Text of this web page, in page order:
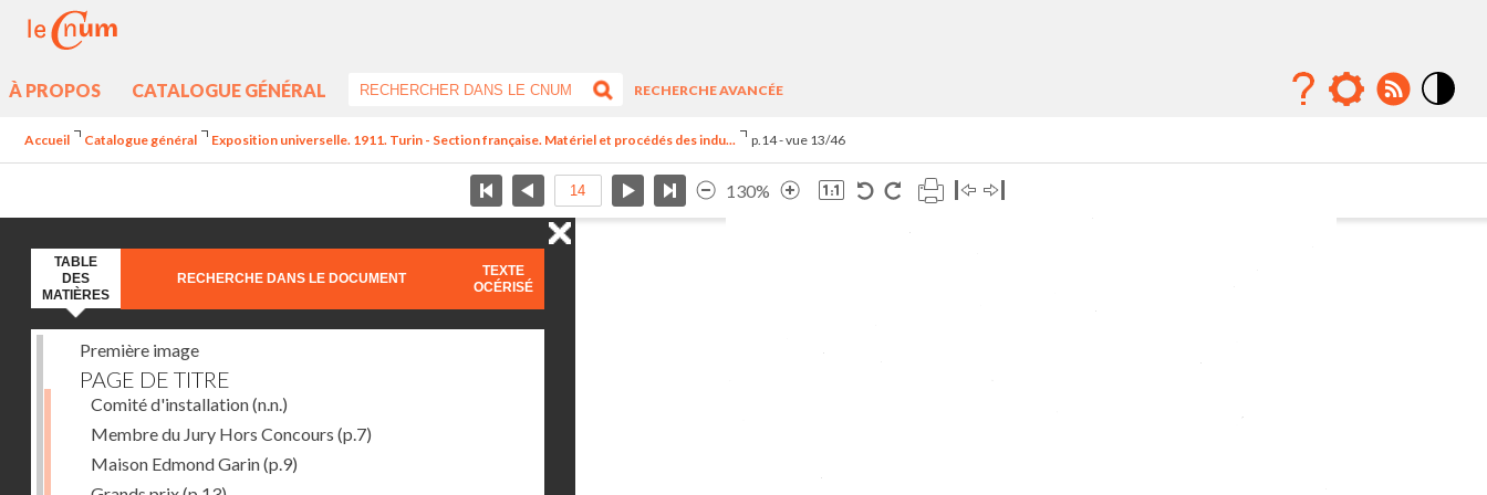
À PROPOS CATALOGUE GÉNÉRAL
RECHERCHE AVANCÉE
Accueil Catalogue général Exposition universelle. 1911. Turin - Section française. Matériel et procédés des indu... p.14 - vue 13/46
130%
TABLE
DES
MATIÈRES
RECHERCHE DANS LE DOCUMENT
TEXTE
OCÉRISÉ
Première image
PAGE DE TITRE
Comité d'installation(n.n.)
Membre du Jury Hors Concours (p.7)
Maison Edmond Garin(p.9)